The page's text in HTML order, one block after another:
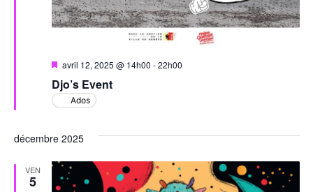
Djo’s Event
Mis
avant
avril 12, 2025 @ 14h00 -22h00
Ados
décembre 2025
VEN
5